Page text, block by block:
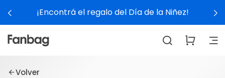
¡Encontrá el regalo del Día de la Niñez!
Volver